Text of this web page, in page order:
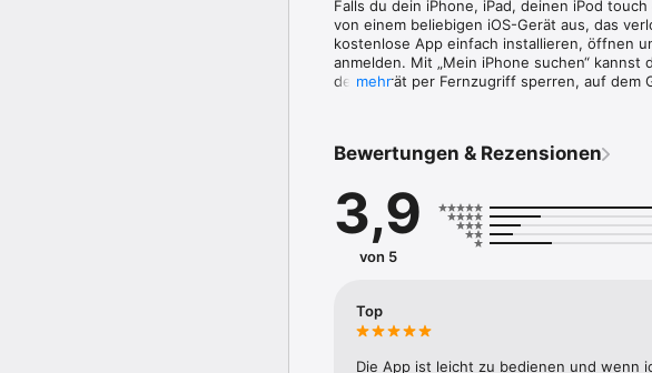
Falls du dein iPhone, iPad, deinen iPod
von einem beliebigen iOS-Gerät aus, das
kostenlose App einfach installieren, öffnen
anmelden. Mit „Mein iPhone suchen“
dein Gerät per Fernzugriff sperren, auf dem
Verloren-Modus sperrt dein Gerät mit einem
Standorte aufzeichnen und du kannst direkt
Standorte einsehen.
„Mein iPhone suchen“ muss in den iCloud-
FUNKTIONEN
• Auf einer Karte anzeigen, wo sich das
mehr
Bewertungen & Rezensionen
3,9
von 5
Top
Die App ist leicht zu bedienen und wenn